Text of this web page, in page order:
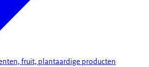
fruit, plantaardige producten